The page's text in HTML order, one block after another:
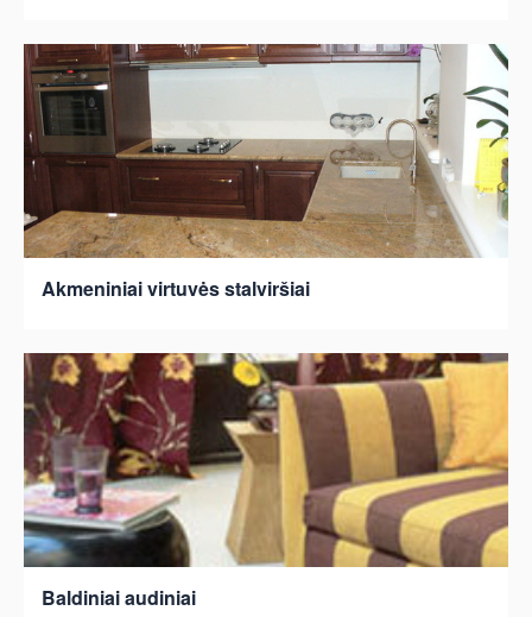
Akmeniniai virtuvės stalviršiai
Baldiniai audiniai